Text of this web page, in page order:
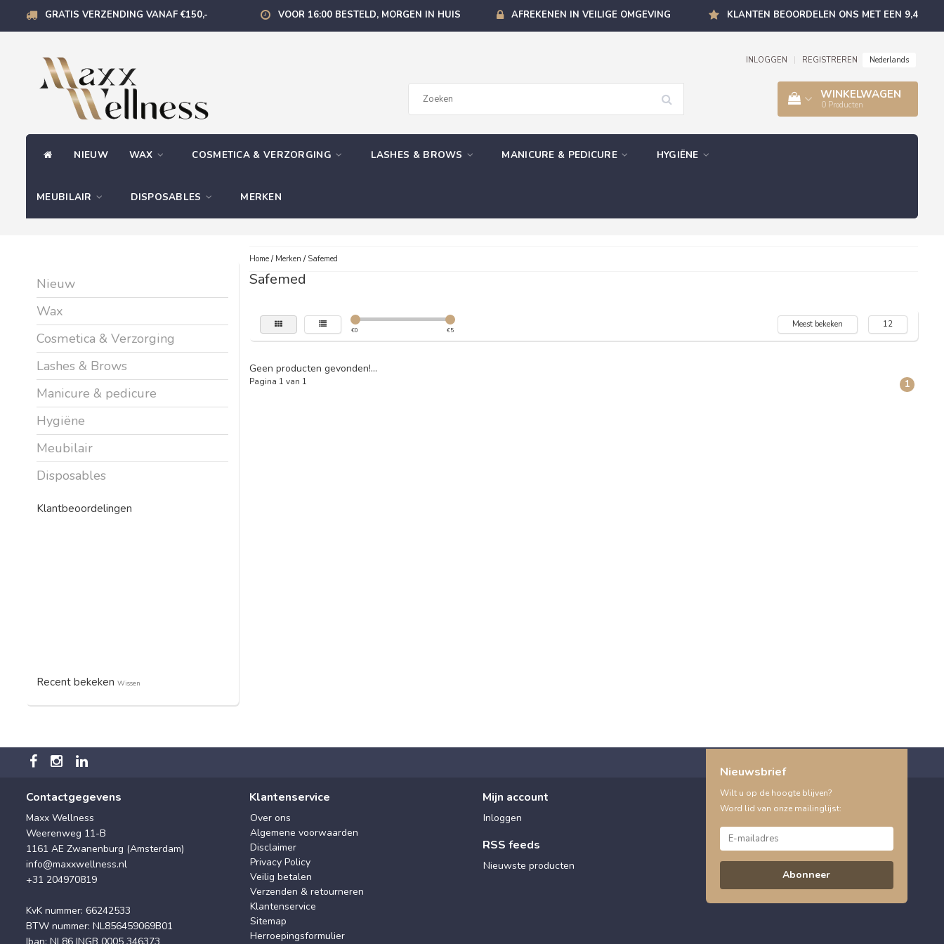
GRATIS VERZENDING VANAF €150,- VOOR 16:00 BESTELD, MORGEN IN HUIS AFREKENEN IN VEILIGE OMGEVING KLANTEN BEOORDELEN ONS MET EEN 9,4
INLOGGEN REGISTREREN Nederlands
WINKELWAGEN
0 Producten
NIEUW WAX COSMETICA & VERZORGING LASHES & BROWS MANICURE & PEDICURE HYGIËNE
MEUBILAIR DISPOSABLES MERKEN
Nieuw
Wax
Cosmetica & Verzorging
Lashes & Brows
Manicure & pedicure
Hygiëne
Meubilair
Disposables
Klantbeoordelingen
Recent bekeken Wissen
Home/ Merken / Safemed
Safemed
€0 €5
Meest bekeken 12
Geen producten gevonden!...
Pagina 1 van 1 1
Contactgegevens
Maxx Wellness
Weerenweg 11-B
1161 AE Zwanenburg (Amsterdam)
info@maxxwellness.nl
+31 204970819
KvK nummer: 66242533
BTW nummer: NL856459069B01
Iban: NL86 INGB 0005 346373
Klantenservice
Over ons
Algemene voorwaarden
Disclaimer
Privacy Policy
Veilig betalen
Verzenden & retourneren
Klantenservice
Sitemap
Herroepingsformulier
Mijn account
Inloggen
RSS feeds
Nieuwste producten
Nieuwsbrief
Wilt u op de hoogte blijven?
Word lid van onze mailinglijst:
Abonneer